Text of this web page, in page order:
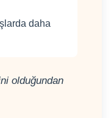
daha
olduğundan